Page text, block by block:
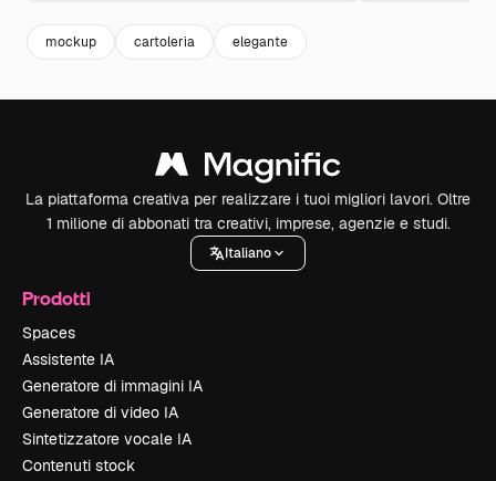
mockup cartoleria elegante
La piattaforma creativa per realizzare i tuoi migliori lavori. Oltre
1 milione di abbonati tra creativi, imprese, agenzie e studi.
Italiano
Prodotti
Spaces
Assistente IA
Generatore di immagini IA
Generatore di video IA
Sintetizzatore vocale IA
Contenuti stock